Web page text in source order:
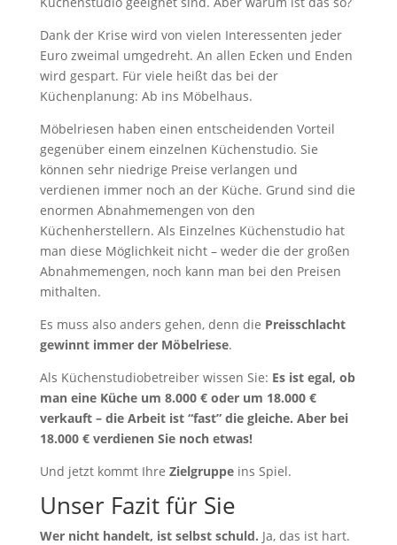
Dank der Krise wird von vielen Interessenten jeder
Euro zweimal umgedreht. An allen Ecken und Enden
wird gespart. Für viele heißt das bei der
Küchenplanung: Ab ins Möbelhaus.
Möbelriesen haben einen entscheidenden Vorteil
gegenüber einem einzelnen Küchenstudio. Sie
können sehr niedrige Preise verlangen und
verdienen immer noch an der Küche. Grund sind die
enormen Abnahmemengen von den
Küchenherstellern. Als Einzelnes Küchenstudio hat
man diese Möglichkeit nicht – weder die der großen
Abnahmemengen, noch kann man bei den Preisen
mithalten.
Es muss also anders gehen, denn die Preisschlacht
gewinnt immer der Möbelriese.
Als Küchenstudiobetreiber wissen Sie: Es ist egal, ob
man eine Küche um 8.000 € oder um 18.000 €
verkauft – die Arbeit ist “fast” die gleiche. Aber bei
18.000 € verdienen Sie noch etwas!
Und jetzt kommt Ihre Zielgruppeins Spiel.
Unser Fazit für Sie
Wer nicht handelt, ist selbst schuld. Ja, das ist hart.